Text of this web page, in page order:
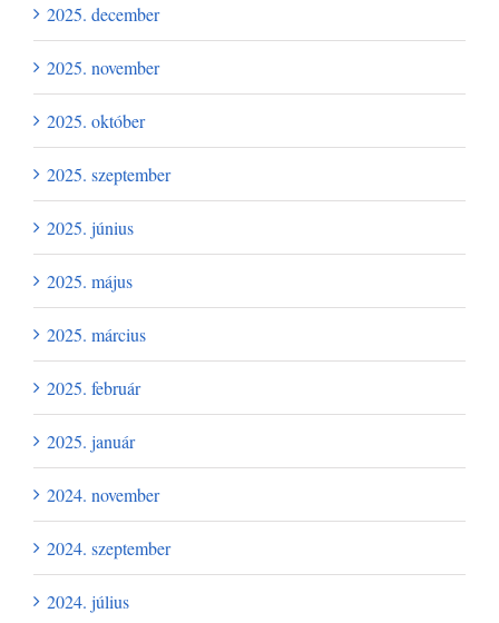
2025. december
2025. november
2025. október
2025. szeptember
2025. június
2025. május
2025. március
2025. február
2025. január
2024. november
2024. szeptember
2024. július